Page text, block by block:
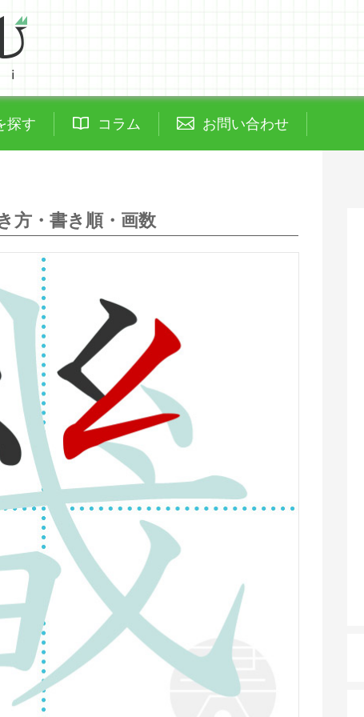
探す コラム お問い合わせ
方・書き順・画数